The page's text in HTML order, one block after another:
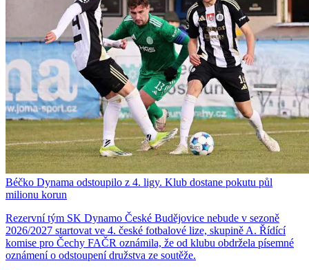
Béčko Dynama odstoupilo z 4. ligy. Klub dostane pokutu půl
milionu korun
Rezervní tým SK Dynamo České Budějovice nebude v sezoně
2026/2027 startovat ve 4. české fotbalové lize, skupině A. Řídící
komise pro Čechy FAČR oznámila, že od klubu obdržela písemné
oznámení o odstoupení družstva ze soutěže.